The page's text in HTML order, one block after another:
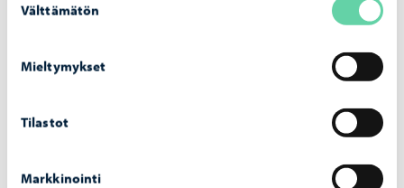
valinta
Välttämätön
Mieltymykset
Tilastot
Markkinointi
Porvoon vesi
laskutuslisän 1.9.2026 alkaen